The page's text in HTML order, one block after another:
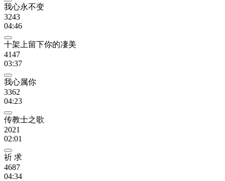
我心永不变
3243
04:46
十架上留下你的凄美
4147
03:37
我心属你
3362
04:23
传教士之歌
2021
02:01
祈 求
4687
04:34